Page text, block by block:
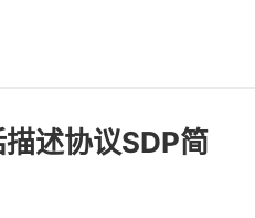
述协议SDP简